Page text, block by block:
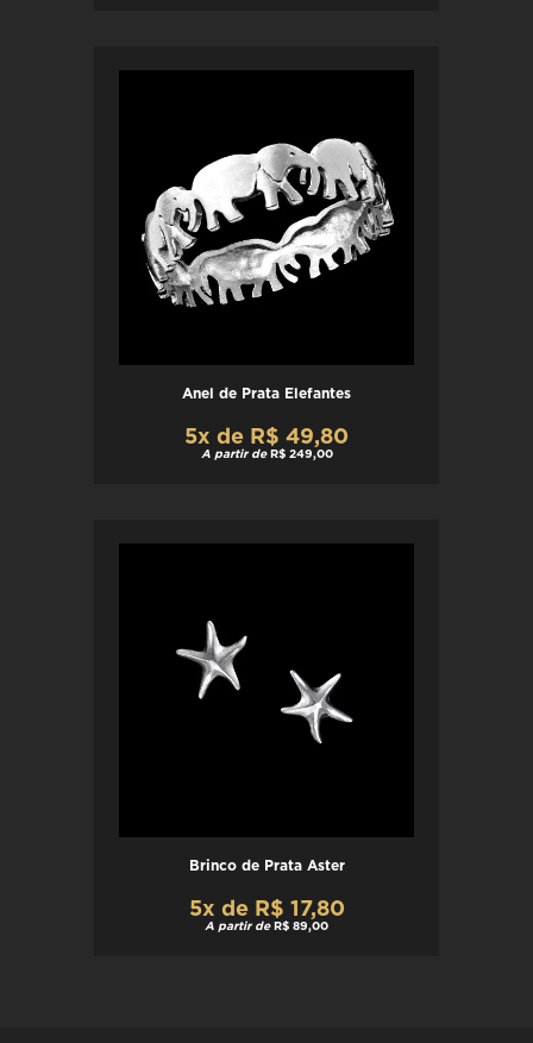
Anel de Prata Elefantes
5x de R$ 49,80
A partir de R$ 249,00
Brinco de Prata Aster
5x de R$ 17,80
A partir de R$ 89,00